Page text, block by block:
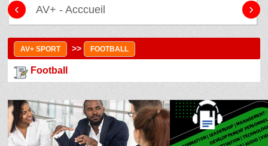
AV+ - Acccueil
‹ ›
AV+ SPORT >> FOOTBALL
Football